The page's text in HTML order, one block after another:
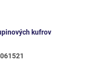
kufrov